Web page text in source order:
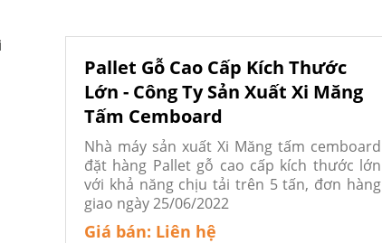
Pallet Gỗ Cao Cấp Kích Thước
Lớn - Công Ty Sản Xuất Xi Măng
Tấm Cemboard
Nhà máy sản xuất Xi Măng tấm cemboard
đặt hàng Pallet gỗ cao cấp kích thước lớn
với khả năng chịu tải trên 5 tấn, đơn hàng
giao ngày 25/06/2022
Giá bán: Liên hệ